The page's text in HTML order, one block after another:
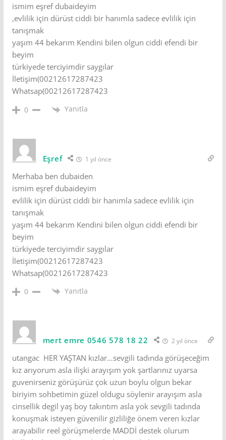
ismim eşref dubaideyim
,evlilik için dürüst ciddi bir hanımla sadece evlilik için
tanışmak
yaşım 44 bekarım Kendini bilen olgun ciddi efendi bir
beyim
türkiyede terciyimdir saygılar
İletişim(00212617287423
Whatsap(00212617287423
0 Yanıtla
Eşref 1 yıl önce
Merhaba ben dubaiden
ismim eşref dubaideyim
evlilik için dürüst ciddi bir hanımla sadece evlilik için
tanışmak
yaşım 44 bekarım Kendini bilen olgun ciddi efendi bir
beyim
türkiyede terciyimdir saygılar
İletişim(00212617287423
Whatsap(00212617287423
0 Yanıtla
mert emre 0546 578 18 22 2 yıl önce
utangac HER YAŞTAN kızlar…sevgili tadında görüşeceğim
kız arıyorum asla ilişki arayışım yok şartlarınız uyarsa
guvenirseniz görüşürüz çok uzun boylu olgun bekar
biriyim sohbetimin güzel oldugu söylenir arayışım asla
cinsellik degil yaş boy takıntım asla yok sevgili tadında
konuşmak isteyen güvenilir gizliliğe önem veren kızlar
arayabilir reel görüşmelerde MADDİ destek olurum